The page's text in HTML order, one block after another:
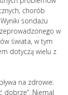
chorób
sondażu
w
świata, w tym
dotyczą wielu z
na zdrowie.
dobrze”. Niemal